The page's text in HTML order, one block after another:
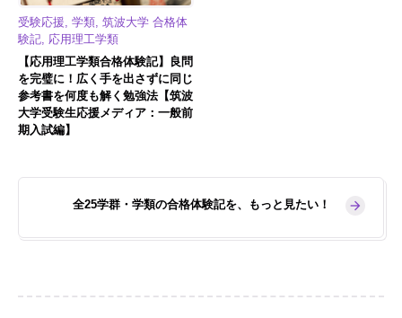
受験応援, 学類, 筑波大学 合格体
験記, 応用理工学類
【応用理工学類合格体験記】良問
を完璧に！広く手を出さずに同じ
参考書を何度も解く勉強法【筑波
大学受験生応援メディア：一般前
期入試編】
全25学群・学類の合格体験記を、もっと見たい！